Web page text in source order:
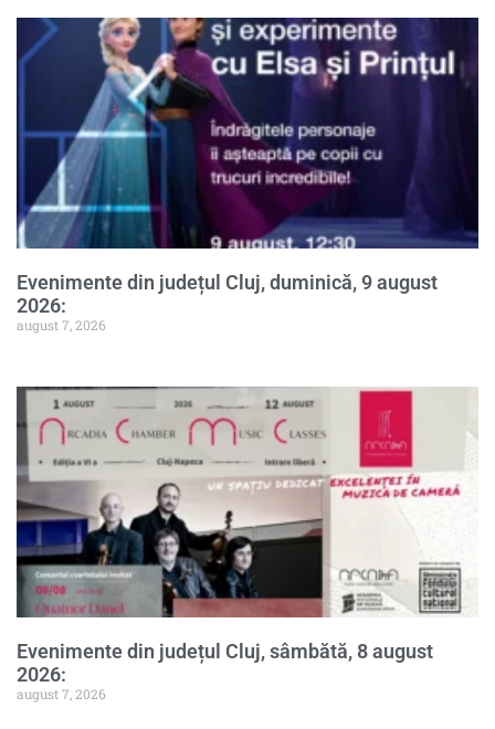
Evenimente din județul Cluj, duminică, 9 august
2026:
august 7, 2026
Evenimente din județul Cluj, sâmbătă, 8 august
2026:
august 7, 2026